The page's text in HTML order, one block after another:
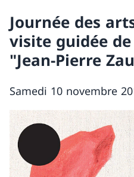
Journée des
visite guidée
"Jean-Pierre
Samedi 10 novembre